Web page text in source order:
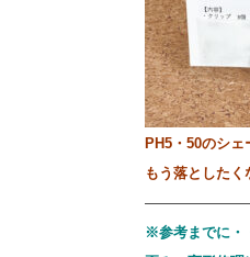
PH5・50のシ
もう落とした
※参考までに・